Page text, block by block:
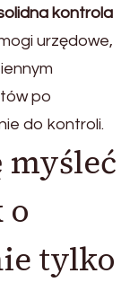
kontrola
urzędowe,
po
do kontroli.
myśleć
o
tylko